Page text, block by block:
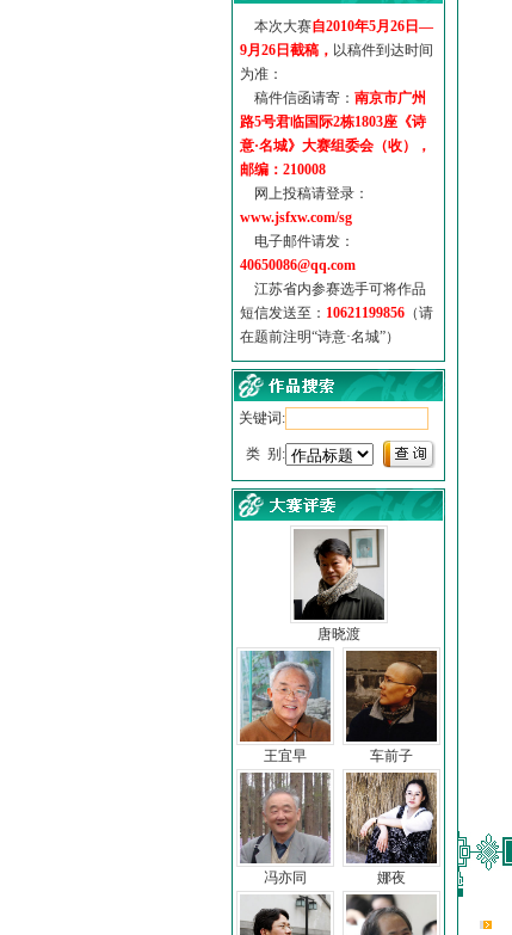
地铁完美呈现【诗意·名城...
参赛作品多达5000多首
“诗意·名城”晒诗会
特别通知--致广大诗词爱好...
本次大赛自2010年5月26日—
9月26日截稿， 以稿件到达时间
为准：
稿件信函请寄： 南京市广州
路5号君临国际2栋1803座《诗
意·名城》大赛组委会（收），
邮编：210008
网上投稿请登录：
www.jsfxw.com/sg
电子邮件请发：
40650086@qq.com
江苏省内参赛选手可将作品
短信发送至： 10621199856 （请
在题前注明“诗意·名城”）
关键词:
类 别:
唐晓渡
王宜早 车前子
冯亦同 娜夜